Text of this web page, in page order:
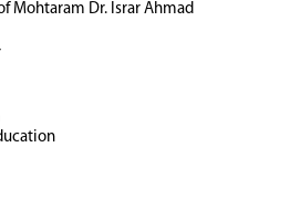
Mohtaram Dr. Israr Ahmad